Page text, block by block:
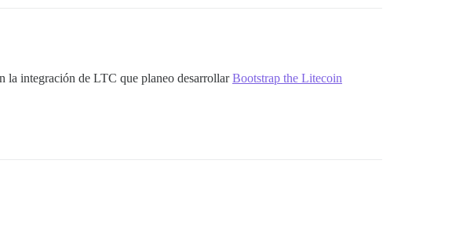
la integración de LTC que planeo desarrollarBootstrap the Litecoin